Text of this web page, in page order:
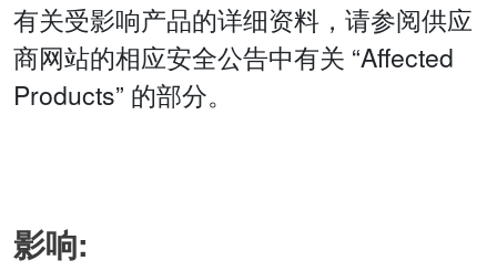
有关受影响产品的详细资料，请参阅供应
商网站的相应安全公告中有关 “Affected
Products” 的部分。
影响: